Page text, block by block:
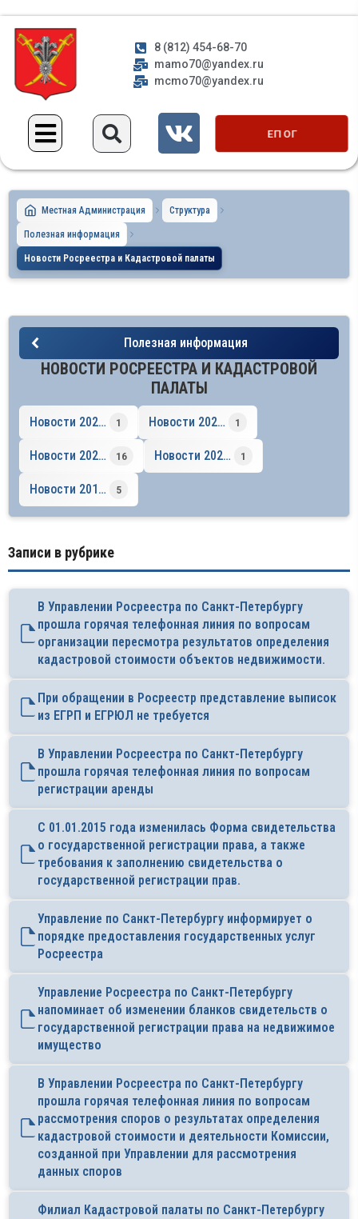
8 (812) 454-68-70
mamo70@yandex.ru
mcmo70@yandex.ru
ЕП ОГ
Местная Администрация Структура
Полезная информация
Новости Росреестра и Кадастровой палаты
Полезная информация
НОВОСТИ РОСРЕЕСТРА И КАДАСТРОВОЙ
ПАЛАТЫ
Новости 2023 год 1 Новости 2022 год 1
Новости 2021 год 16 Новости 2020 год 1
Новости 2018 год 5
Записи в рубрике
В Управлении Росреестра по Санкт-Петербургу
прошла горячая телефонная линия по вопросам
организации пересмотра результатов определения
кадастровой стоимости объектов недвижимости.
При обращении в Росреестр представление выписок
из ЕГРП и ЕГРЮЛ не требуется
В Управлении Росреестра по Санкт-Петербургу
прошла горячая телефонная линия по вопросам
регистрации аренды
С 01.01.2015 года изменилась Форма свидетельства
о государственной регистрации права, а также
требования к заполнению свидетельства о
государственной регистрации прав.
Управление по Санкт-Петербургу информирует о
порядке предоставления государственных услуг
Росреестра
Управление Росреестра по Санкт-Петербургу
напоминает об изменении бланков свидетельств о
государственной регистрации права на недвижимое
имущество
В Управлении Росреестра по Санкт-Петербургу
прошла горячая телефонная линия по вопросам
рассмотрения споров о результатах определения
кадастровой стоимости и деятельности Комиссии,
созданной при Управлении для рассмотрения
данных споров
Филиал Кадастровой палаты по Санкт-Петербургу